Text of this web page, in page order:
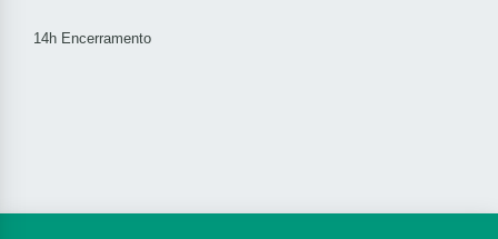
14h Encerramento